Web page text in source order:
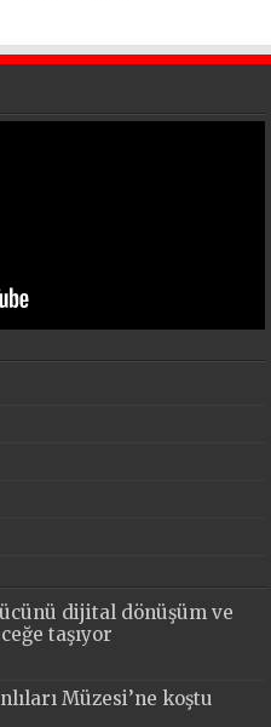
dijital dönüşüm ve
taşıyor
Müzesi’ne koştu